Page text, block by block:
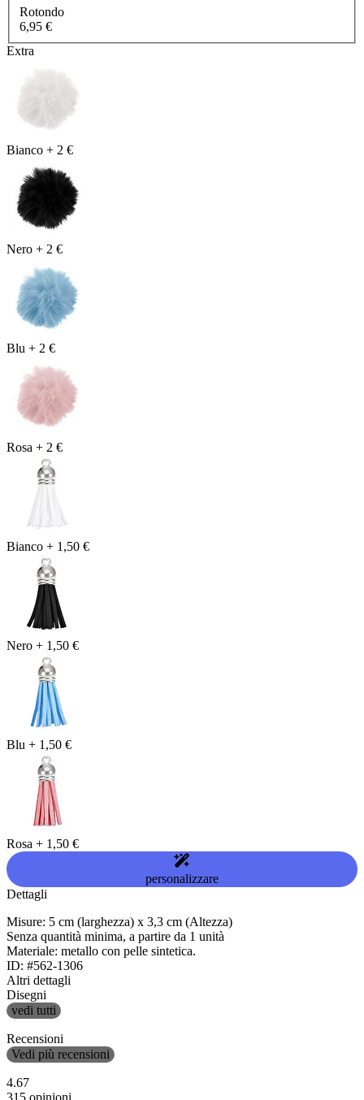
Rotondo
6,95 €
Extra
Bianco + 2 €
Nero + 2 €
Blu + 2 €
Rosa + 2 €
Bianco + 1,50 €
Nero + 1,50 €
Blu + 1,50 €
Rosa + 1,50 €
personalizzare
Dettagli
Misure: 5 cm (larghezza) x 3,3 cm (Altezza)
Senza quantità minima, a partire da 1 unità
Materiale: metallo con pelle sintetica.
ID: #562-1306
Altri dettagli
Disegni
vedi tutti
Recensioni
Vedi più recensioni
4.67
315 opinioni